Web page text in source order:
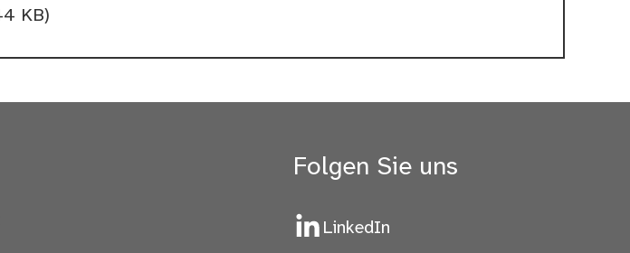
KB)
Folgen Sie uns
LinkedIn